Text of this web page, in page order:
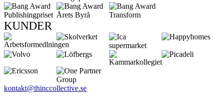
KUNDER
kontakt@thinccollective.se